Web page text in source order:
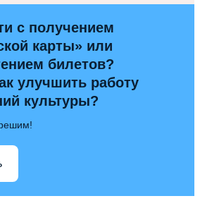
с получением
карты» или
билетов?
улучшить работу
культуры?